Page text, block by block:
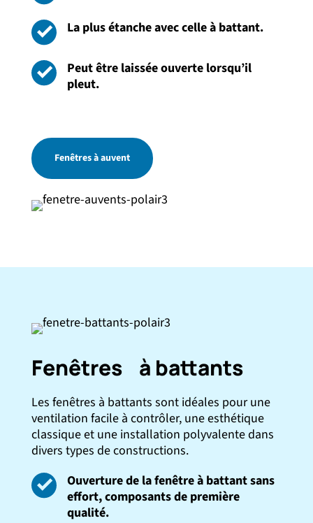
La plus étanche avec celle à battant.
Peut être laissée ouverte lorsqu’il
pleut.
Fenêtres à auvent
Fenêtres à battants
Les fenêtres à battants sont idéales pour une
ventilation facile à contrôler, une esthétique
classique et une installation polyvalente dans
divers types de constructions.
Ouverture de la fenêtre à battant sans
effort, composants de première
qualité.